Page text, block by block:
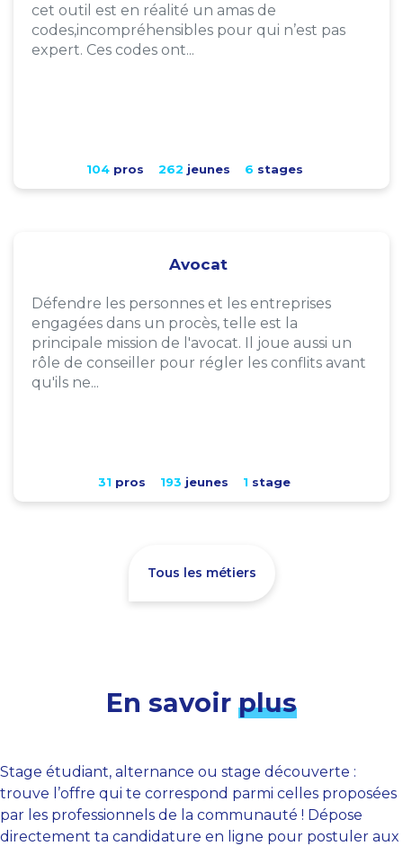
cet outil est en réalité un amas de
codes,incompréhensibles pour qui n’est pas
expert. Ces codes ont...
104pros 262 jeunes 6 stages
Avocat
Défendre les personnes et les entreprises
engagées dans un procès, telle est la
principale mission de l'avocat. Il joue aussi un
rôle de conseiller pour régler les conflits avant
qu'ils ne...
31 pros 193 jeunes 1 stage
Tous les métiers
En savoir plus
Stage étudiant, alternance ou stage découverte :
trouve l’offre qui te correspond parmi celles proposées
par les professionnels de la communauté ! Dépose
directement ta candidature en ligne pour postuler aux